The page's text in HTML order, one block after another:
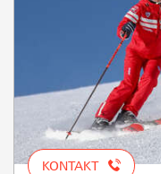
KONTAKT